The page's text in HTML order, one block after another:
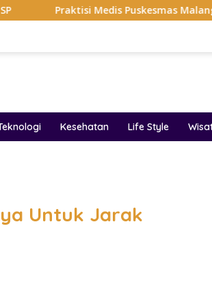
Medis Puskesmas Malang Ikut Ejek
Kesehatan Life Style
Untuk Jarak